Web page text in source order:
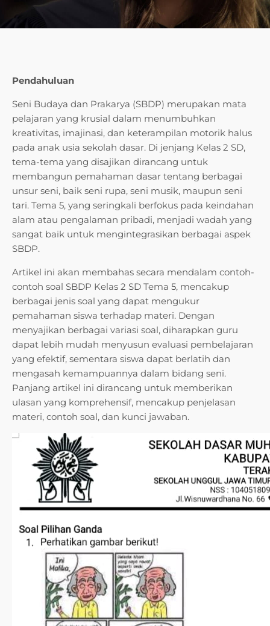
Pendahuluan
Seni Budaya dan Prakarya (SBDP) merupakan mata
pelajaran yang krusial dalam menumbuhkan
kreativitas, imajinasi, dan keterampilan motorik halus
pada anak usia sekolah dasar. Di jenjang Kelas 2 SD,
tema-tema yang disajikan dirancang untuk
membangun pemahaman dasar tentang berbagai
unsur seni, baik seni rupa, seni musik, maupun seni
tari. Tema 5, yang seringkali berfokus pada keindahan
alam atau pengalaman pribadi, menjadi wadah yang
sangat baik untuk mengintegrasikan berbagai aspek
SBDP.
Artikel ini akan membahas secara mendalam contoh-
contoh soal SBDP Kelas 2 SD Tema 5, mencakup
berbagai jenis soal yang dapat mengukur
pemahaman siswa terhadap materi. Dengan
menyajikan berbagai variasi soal, diharapkan guru
dapat lebih mudah menyusun evaluasi pembelajaran
yang efektif, sementara siswa dapat berlatih dan
mengasah kemampuannya dalam bidang seni.
Panjang artikel ini dirancang untuk memberikan
ulasan yang komprehensif, mencakup penjelasan
materi, contoh soal, dan kunci jawaban.